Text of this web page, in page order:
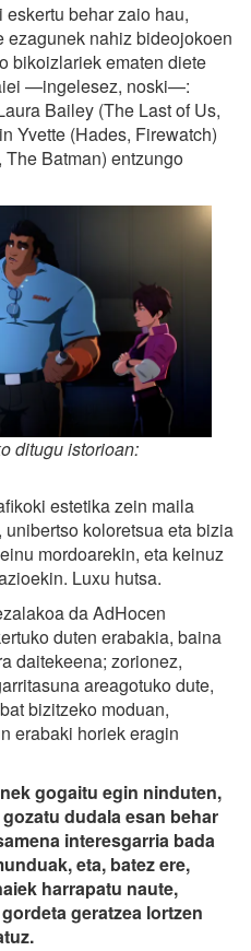
behar zaio hau,
nahiz bideojokoen
bikoizlariek ematen diete
—ingelesez, noski—:
Bailey (The Last of Us,
Yvette (Hades, Firewatch)
Batman) entzungo
ditugu istorioan:
estetika zein maila
koloretsua eta bizia
mordoarekin, eta keinuz
Luxu hutsa.
da AdHocen
duten erabakia, baina
daitekeena; zorionez,
areagotuko dute,
bizitzeko moduan,
erabaki horiek eragin
gogaitu egin ninduten,
dudala esan behar
interesgarria bada
eta, batez ere,
harrapatu naute,
geratzea lortzen